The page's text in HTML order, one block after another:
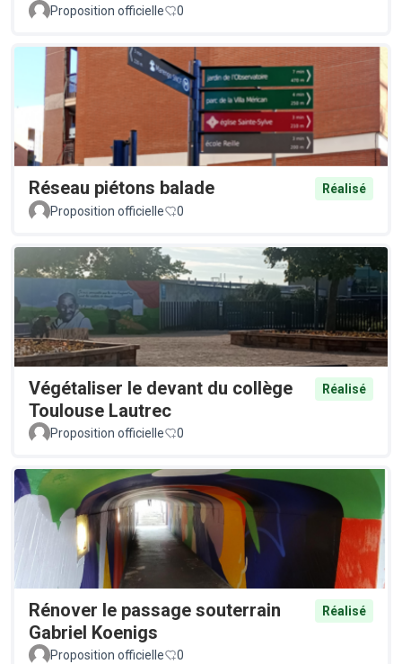
Proposition officielle 0
Réseau piétons balade
Réalisé
Proposition officielle
0
Végétaliser le devant du collège
Toulouse Lautrec
Réalisé
Proposition officielle 0
Rénover le passage souterrain
Gabriel Koenigs
Réalisé
Proposition officielle 0